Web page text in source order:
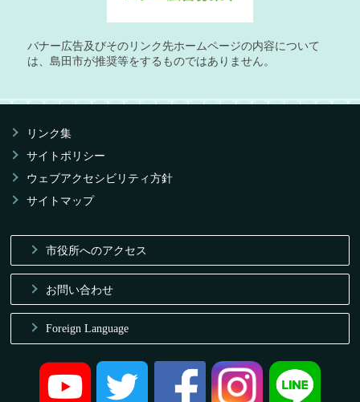
バナー広告及びそのリンク先ホームページの内容について
は、島田市が推奨等をするものではありません。
リンク集
サイトポリシー
ウェブアクセシビリティ方針
サイトマップ
市役所へのアクセス
お問い合わせ
Foreign Language